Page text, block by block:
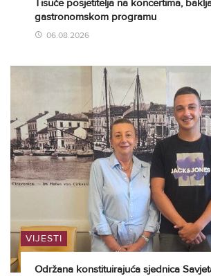
Tisuće posjetitelja na koncertima,
gastronomskom programu
06.08.2026
VIJESTI
Održana konstituirajuća sjednica